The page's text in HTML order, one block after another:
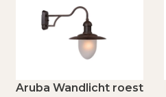
Aruba Wandlicht roest